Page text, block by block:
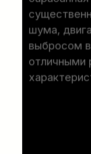
шума,
выбросом
отличными